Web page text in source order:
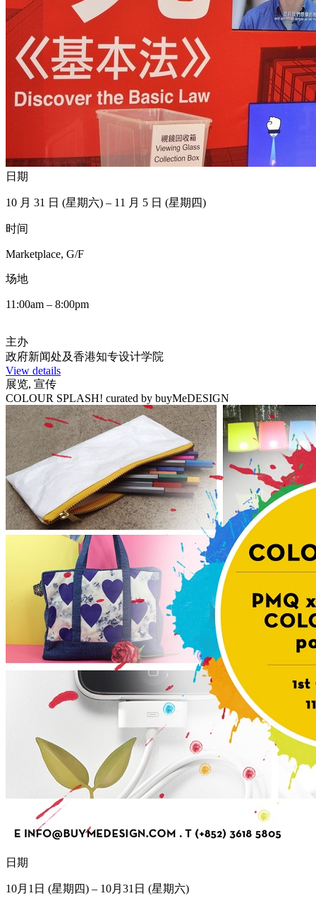
日期
10 月 31 日 (星期六) – 11 月 5 日 (星期四)
时间
Marketplace, G/F
场地
11:00am – 8:00pm
主办
政府新闻处及香港知专设计学院
View details
展览, 宣传
COLOUR SPLASH! curated by buyMeDESIGN
日期
10月1日 (星期四) – 10月31日 (星期六)